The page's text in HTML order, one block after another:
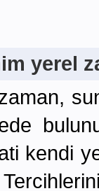
yerel
kendi